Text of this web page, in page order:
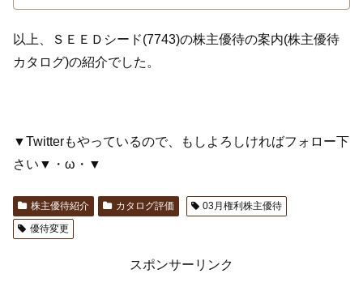
以上、ＳＥＥＤシード(7743)の株主優待の案内(株主優待
カタログ)の紹介でした。
▼Twitterもやっているので、もしよろしければフォロー下
さい▼・ω・▼
株主優待紹介 カタログ評価
03月権利株主優待
優待変更
スポンサーリンク